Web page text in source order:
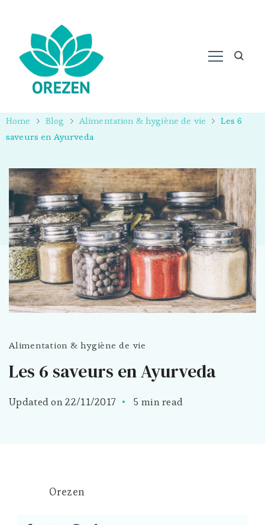
Home Blog Alimentation & hygiène de vie
Les 6
saveurs en Ayurveda
Alimentation & hygiène de vie
Les 6 saveurs en Ayurveda
Updated on22/11/2017 5 min read
Orezen